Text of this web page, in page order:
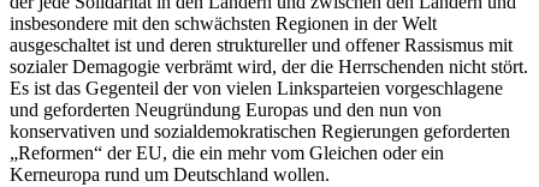
insbesondere mit den schwächsten Regionen in der Welt
ausgeschaltet ist und deren struktureller und offener Rassismus mit
sozialer Demagogie verbrämt wird, der die Herrschenden nicht stört.
Es ist das Gegenteil der von vielen Linksparteien vorgeschlagene
und geforderten Neugründung Europas und den nun von
konservativen und sozialdemokra­tischen Regierungen geforderten
„Reformen“ der EU, die ein mehr vom Gleichen oder ein
Kerneuropa rund um Deutschland wollen.